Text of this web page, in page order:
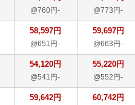
@760円- @773円-
58,597円
@651円-
59,697円
@663円-
54,120円
@541円-
55,220円
@552円-
59,642円 60,742円